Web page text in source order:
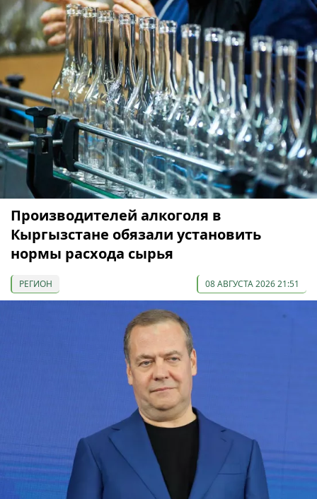
Производителей алкоголя в
Кыргызстане обязали установить
нормы расхода сырья
РЕГИОН 08 АВГУСТА 2026 21:51